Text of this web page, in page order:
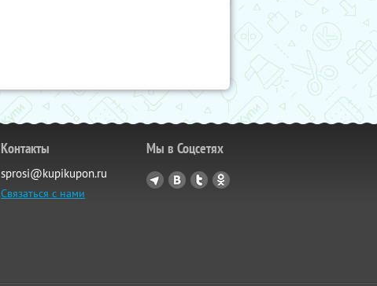
Контакты
sprosi@kupikupon.ru
Связаться с нами
Мы в Соцсетях